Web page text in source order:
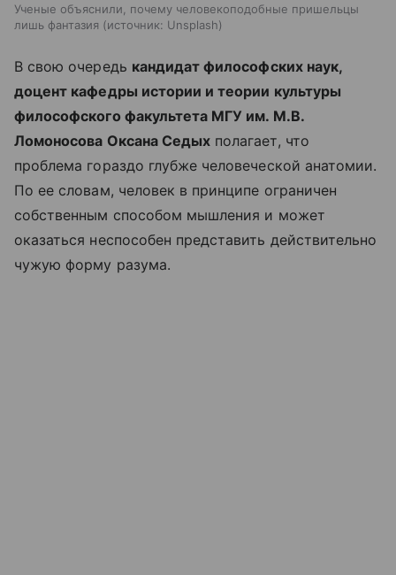
Ученые объяснили, почему человекоподобные пришельцы
лишь фантазия
источник: Unsplash
В свою очередь кандидат философских наук,
доцент кафедры истории и теории культуры
философского факультета МГУ им. М.В.
Ломоносова Оксана Седых полагает, что
проблема гораздо глубже человеческой анатомии.
По ее словам, человек в принципе ограничен
собственным способом мышления и может
оказаться неспособен представить действительно
чужую форму разума.